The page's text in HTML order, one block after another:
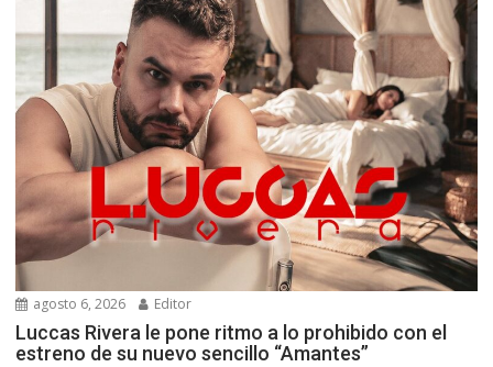
agosto 6, 2026 Editor
Luccas Rivera le pone ritmo a lo prohibido con el
estreno de su nuevo sencillo “Amantes”